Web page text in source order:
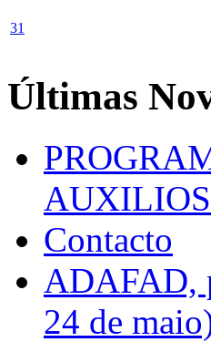
31
Últimas
AUXILIOS
Contacto
ADAFAD,
24 de